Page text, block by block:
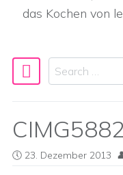
das Kochen von
Main
Search
CIMG5882
23. Dezember 2013